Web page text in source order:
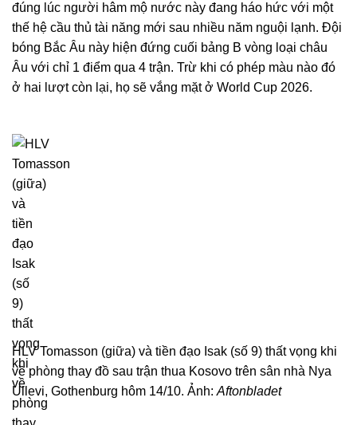
đúng lúc người hâm mộ nước này đang háo hức với một
thế hệ cầu thủ tài năng mới sau nhiều năm nguội lạnh. Đội
bóng Bắc Âu này hiện đứng cuối bảng B vòng loại châu
Âu với chỉ 1 điểm qua 4 trận. Trừ khi có phép màu nào đó
ở hai lượt còn lại, họ sẽ vắng mặt ở World Cup 2026.
HLV Tomasson (giữa) và tiền đạo Isak (số 9) thất vọng khi
về phòng thay đồ sau trận thua Kosovo trên sân nhà Nya
Ullevi, Gothenburg hôm 14/10. Ảnh: Aftonbladet